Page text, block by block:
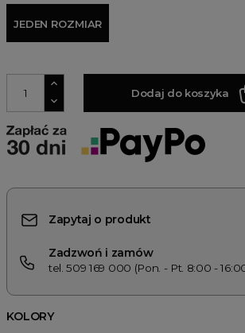
JEDEN ROZMIAR
Dodaj do koszyka
Zapytaj o produkt
Zadzwoń i zamów
tel. 509 169 000 (Pon. - Pt. 8:00 -
KOLORY